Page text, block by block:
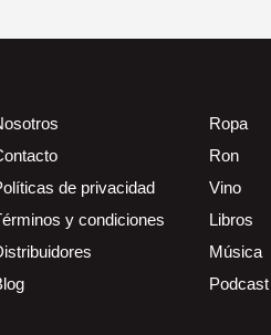
de privacidad
y condiciones
Ropa
Ron
Vino
Libros
Música
Podcast